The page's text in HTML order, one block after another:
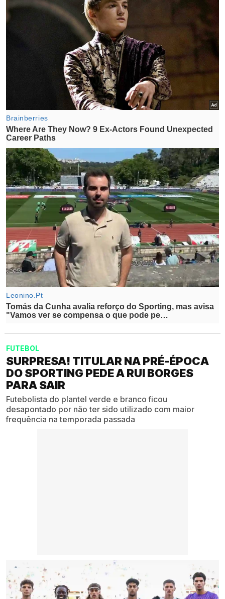
FUTEBOL
SURPRESA! TITULAR NA PRÉ-ÉPOCA
DO SPORTING PEDE A RUI BORGES
PARA SAIR
Futebolista do plantel verde e branco ficou
desapontado por não ter sido utilizado com maior
frequência na temporada passada